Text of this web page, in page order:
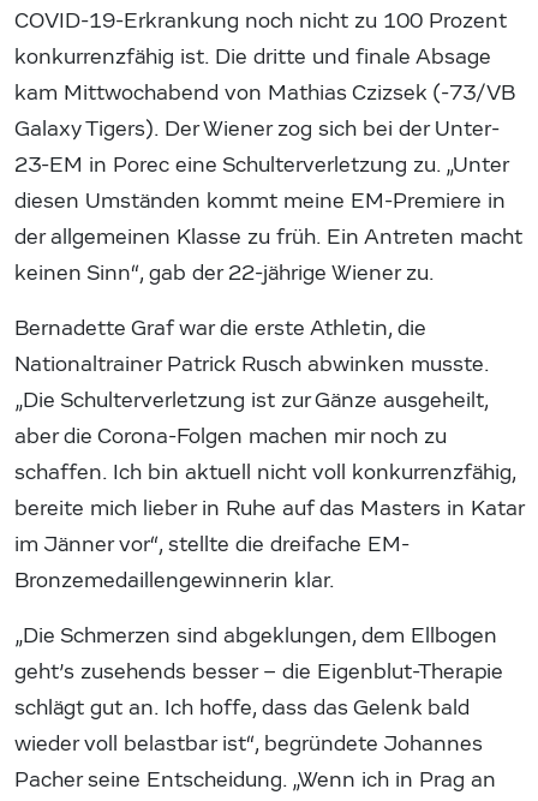
COVID-19-Erkrankung noch nicht zu 100 Prozent
konkurrenzfähig ist. Die dritte und finale Absage
kam Mittwochabend von Mathias Czizsek (-73/VB
Galaxy Tigers). Der Wiener zog sich bei der Unter-
23-EM in Porec eine Schulterverletzung zu. „Unter
diesen Umständen kommt meine EM-Premiere in
der allgemeinen Klasse zu früh. Ein Antreten macht
keinen Sinn“, gab der 22-jährige Wiener zu.
Bernadette Graf war die erste Athletin, die
Nationaltrainer Patrick Rusch abwinken musste.
„Die Schulterverletzung ist zur Gänze ausgeheilt,
aber die Corona-Folgen machen mir noch zu
schaffen. Ich bin aktuell nicht voll konkurrenzfähig,
bereite mich lieber in Ruhe auf das Masters in Katar
im Jänner vor“, stellte die dreifache EM-
Bronzemedaillengewinnerin klar.
„Die Schmerzen sind abgeklungen, dem Ellbogen
geht’s zusehends besser – die Eigenblut-Therapie
schlägt gut an. Ich hoffe, dass das Gelenk bald
wieder voll belastbar ist“, begründete Johannes
Pacher seine Entscheidung. „Wenn ich in Prag an